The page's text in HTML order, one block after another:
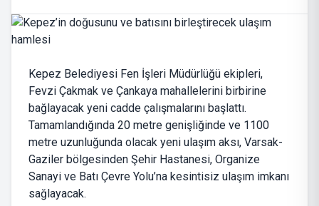
Kepez Belediyesi Fen İşleri Müdürlüğü ekipleri,
Fevzi Çakmak ve Çankaya mahallelerini birbirine
bağlayacak yeni cadde çalışmalarını başlattı.
Tamamlandığında 20 metre genişliğinde ve 1100
metre uzunluğunda olacak yeni ulaşım aksı, Varsak-
Gaziler bölgesinden Şehir Hastanesi, Organize
Sanayi ve Batı Çevre Yolu’na kesintisiz ulaşım imkanı
sağlayacak.